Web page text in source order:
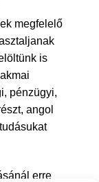
megfelelő
is
pénzügyi,
angol
erre